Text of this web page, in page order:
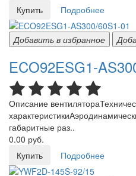
Купить
Подробнее
Добавить в избранное
ECO92ESG1-
Описание
габаритные раз..
0.00 руб.
Купить
Подробнее